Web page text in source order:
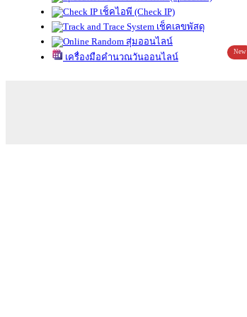
เช็คไอพี (Check IP)
เช็คเลขพัสดุ
สุ่มออนไลน์
เครื่องมือคำนวณวันออนไลน์
New